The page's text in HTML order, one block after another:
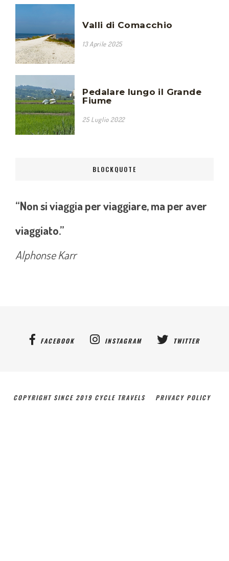
Valli di Comacchio
13 Aprile 2025
Pedalare lungo il Grande
Fiume
25 Luglio 2022
BLOCKQUOTE
“Non si viaggia per viaggiare, ma per aver
viaggiato.”
Alphonse Karr
FACEBOOK INSTAGRAM TWITTER
COPYRIGHT SINCE 2019 CYCLE TRAVELS PRIVACY POLICY